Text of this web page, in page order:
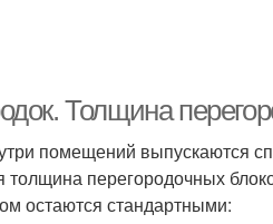
Толщина
помещений выпускаются
перегородочных
остаются стандартными: